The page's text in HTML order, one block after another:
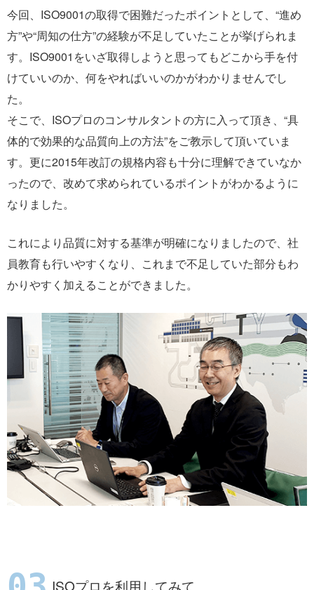
今回、ISO9001の取得で困難だったポイントとして、“進め
方”や“周知の仕方”の経験が不足していたことが挙げられま
す。ISO9001をいざ取得しようと思ってもどこから手を付
けていいのか、何をやればいいのかがわかりませんでし
た。
そこで、ISOプロのコンサルタントの方に入って頂き、“具
体的で効果的な品質向上の方法”をご教示して頂いていま
す。更に2015年改訂の規格内容も十分に理解できていなか
ったので、改めて求められているポイントがわかるように
なりました。
これにより品質に対する基準が明確になりましたので、社
員教育も行いやすくなり、これまで不足していた部分もわ
かりやすく加えることができました。
ISOプロを利用してみて